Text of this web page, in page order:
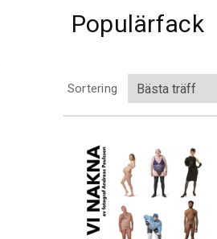
Populärfack
Sortering